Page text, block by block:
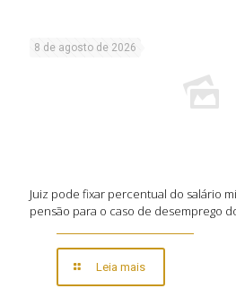
8 de agosto de 2026
Juiz pode fixar percentual do salário
pensão para o caso de desemprego
Leia mais